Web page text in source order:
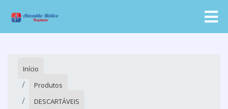
Início
Produtos
DESCARTÁVEIS